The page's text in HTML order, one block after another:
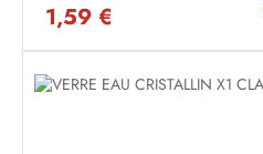
1,59 €